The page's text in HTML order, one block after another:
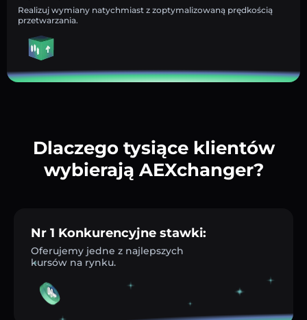
Realizuj wymiany natychmiast z zoptymalizowaną prędkością
przetwarzania.
Dlaczego tysiące klientów
wybierają AEXchanger?
Nr 1 Konkurencyjne stawki:
Oferujemy jedne z najlepszych
kursów na rynku.